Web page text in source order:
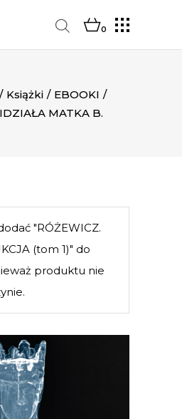
0
/ Książki / EBOOKI /
MATKA B.
"RÓŻEWICZ.
(tom 1)" do
produktu nie